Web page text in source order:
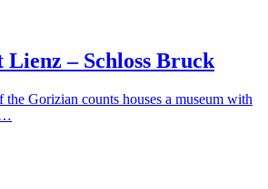
Lienz – Schloss Bruck
the Gorizian counts houses a museum with